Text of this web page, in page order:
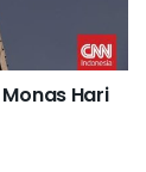
Hari